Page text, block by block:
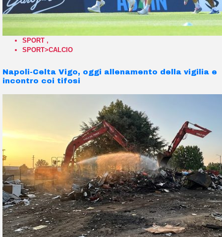
SPORT ,
SPORT>CALCIO
Napoli-Celta Vigo, oggi allenamento della vigilia e
incontro coi tifosi